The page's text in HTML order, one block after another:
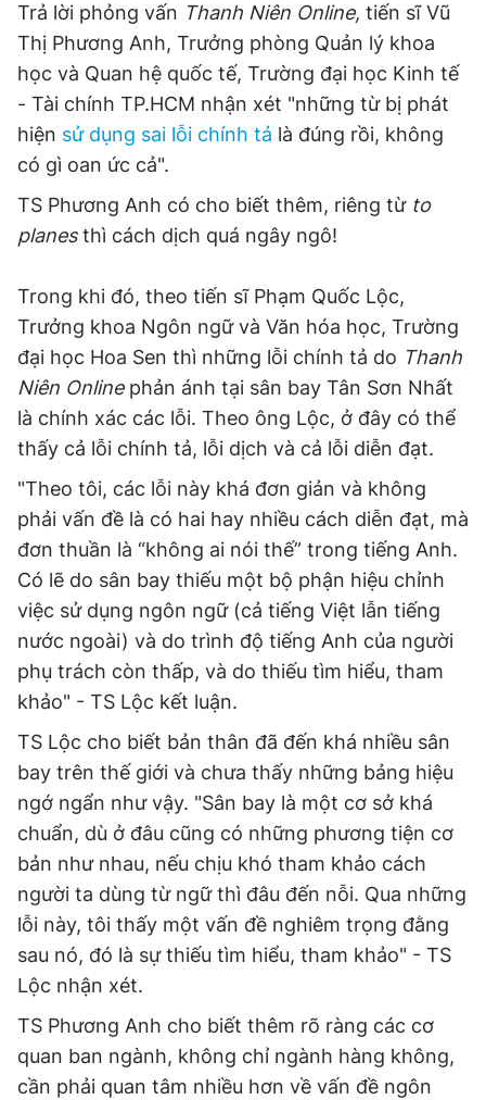
Trả lời phỏng vấn Thanh Niên Online, tiến sĩ Vũ
Thị Phương Anh, Trưởng phòng Quản lý khoa
học và Quan hệ quốc tế, Trường đại học Kinh tế
- Tài chính TP.HCM nhận xét "những từ bị phát
hiện sử dụng sai lỗi chính tả là đúng rồi, không
có gì oan ức cả".
TS Phương Anh có cho biết thêm, riêng từ to
planesthì cách dịch quá ngây ngô!
Trong khi đó, theo tiến sĩ Phạm Quốc Lộc,
Trưởng khoa Ngôn ngữ và Văn hóa học, Trường
đại học Hoa Sen thì những lỗi chính tả do Thanh
Niên Online phản ánh tại sân bay Tân Sơn Nhất
là chính xác các lỗi. Theo ông Lộc, ở đây có thể
thấy cả lỗi chính tả, lỗi dịch và cả lỗi diễn đạt.
"Theo tôi, các lỗi này khá đơn giản và không
phải vấn đề là có hai hay nhiều cách diễn đạt, mà
đơn thuần là “không ai nói thế” trong tiếng Anh.
Có lẽ do sân bay thiếu một bộ phận hiệu chỉnh
việc sử dụng ngôn ngữ (cả tiếng Việt lẫn tiếng
nước ngoài) và do trình độ tiếng Anh của người
phụ trách còn thấp, và do thiếu tìm hiểu, tham
khảo" - TS Lộc kết luận.
TS Lộc cho biết bản thân đã đến khá nhiều sân
bay trên thế giới và chưa thấy những bảng hiệu
ngớ ngẩn như vậy. "Sân bay là một cơ sở khá
chuẩn, dù ở đâu cũng có những phương tiện cơ
bản như nhau, nếu chịu khó tham khảo cách
người ta dùng từ ngữ thì đâu đến nỗi. Qua những
lỗi này, tôi thấy một vấn đề nghiêm trọng đằng
sau nó, đó là sự thiếu tìm hiểu, tham khảo" - TS
Lộc nhận xét.
TS Phương Anh cho biết thêm rõ ràng các cơ
quan ban ngành, không chỉ ngành hàng không,
cần phải quan tâm nhiều hơn về vấn đề ngôn